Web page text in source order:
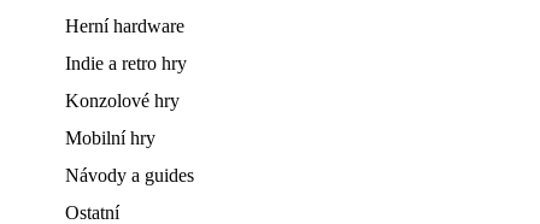
Herní hardware
Indie a retro hry
Konzolové hry
Mobilní hry
Návody a guides
Ostatní